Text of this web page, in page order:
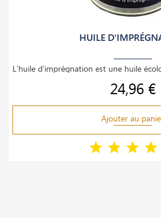
HUILE
Prix
24,96 €
Ajouter au